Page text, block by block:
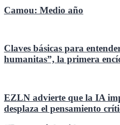
Camou: Medio año
Claves básicas para
humanitas”, la primera
EZLN advierte que la IA
desplaza el pensamiento